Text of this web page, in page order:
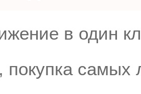
в один
покупка